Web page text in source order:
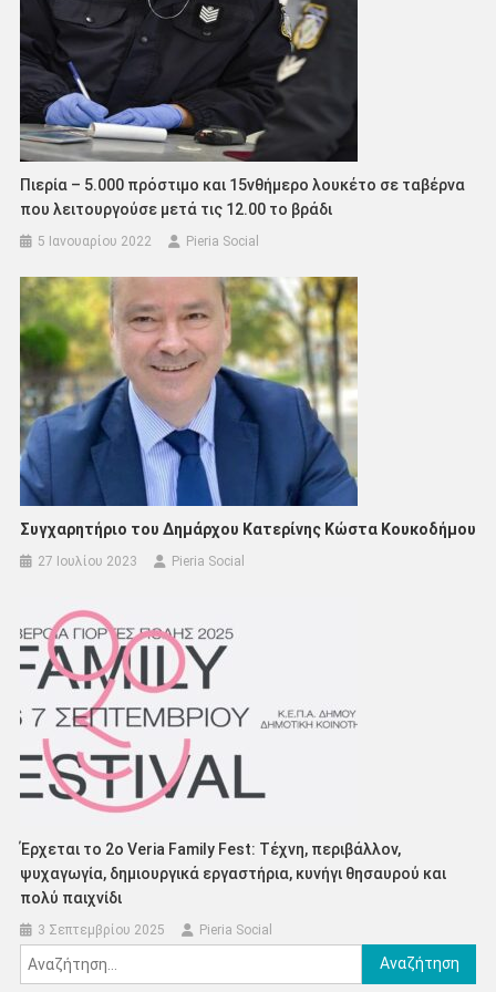
Πιερία – 5.000 πρόστιμο και 15νθήμερο λουκέτο σε ταβέρνα
που λειτουργούσε μετά τις 12.00 το βράδι
5 Ιανουαρίου 2022 Pieria Social
Συγχαρητήριο του Δημάρχου Κατερίνης Κώστα Κουκοδήμου
27 Ιουλίου 2023 Pieria Social
Έρχεται το 2o Veria Family Fest: Τέχνη, περιβάλλον,
ψυχαγωγία, δημιουργικά εργαστήρια, κυνήγι θησαυρού και
πολύ παιχνίδι
3 Σεπτεμβρίου 2025 Pieria Social
Αναζήτηση
για: